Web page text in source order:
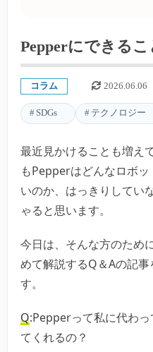
Pepperにできる
コラム 2026.06.06
SDGs テクノロジー
最近見かけることも増え
もPepperはどんなロボ
いのか、はっきりしてい
ゃると思います。
今日は、そんな方のため
めて解説するQ＆Aの記
す。
Q:Pepperって私に代わ
てくれるの？